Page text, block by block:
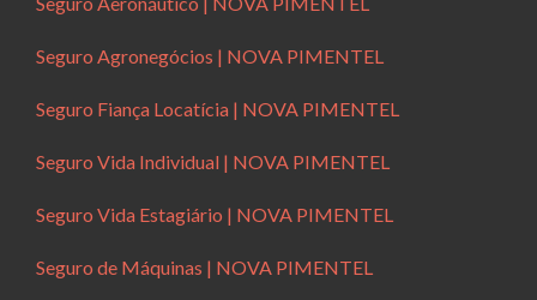
Seguro Agronegócios | NOVA PIMENTEL
Seguro Fiança Locatícia | NOVA PIMENTEL
Seguro Vida Individual | NOVA PIMENTEL
Seguro Vida Estagiário | NOVA PIMENTEL
Seguro de Máquinas | NOVA PIMENTEL